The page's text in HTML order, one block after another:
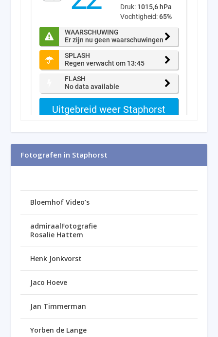
Fotografen in Staphorst
Bloemhof Video’s
admiraalFotografie
Rosalie Hattem
Henk Jonkvorst
Jaco Hoeve
Jan Timmerman
Yorben de Lange